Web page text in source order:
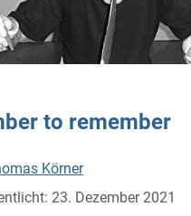
to remember
Körner
23. Dezember 2021